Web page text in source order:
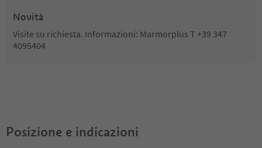
Novità
Visite su richiesta. Informazioni: Marmorplus T +39 347
4095404
Posizione e indicazioni